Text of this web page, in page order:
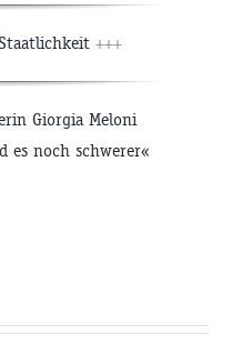
+++
Giorgia Meloni
es noch schwerer«